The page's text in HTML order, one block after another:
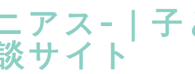
アス-｜子
サイト